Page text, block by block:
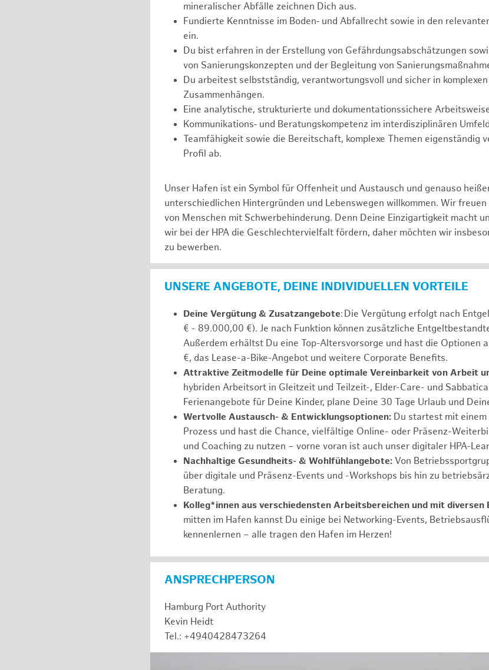
mineralischer Abfälle zeichnen Dich aus.
Fundierte Kenntnisse im Boden‑ und Abfallrecht sowie in den
ein.
Du bist erfahren in der Erstellung von Gefährdungsabschätzungen
von Sanierungskonzepten und der Begleitung von
Du arbeitest selbstständig, verantwortungsvoll und sicher in
Zusammenhängen.
Eine analytische, strukturierte und dokumentationssichere
Kommunikations‑ und Beratungskompetenz im interdisziplinären
Teamfähigkeit sowie die Bereitschaft, komplexe Themen eigenständig
Profil ab.
Unser Hafen ist ein Symbol für Offenheit und Austausch und genauso
unterschiedlichen Hintergründen und Lebenswegen willkommen. Wir
von Menschen mit Schwerbehinderung. Denn Deine Einzigartigkeit macht
wir bei der HPA die Geschlechtervielfalt fördern, daher möchten wir
zu bewerben.
UNSERE ANGEBOTE, DEINE INDIVIDUELLEN VORTEILE
Deine Vergütung & Zusatzangebote: Die Vergütung erfolgt nach
€ - 89.000,00 €). Je nach Funktion können zusätzliche
Außerdem erhältst Du eine Top-Altersvorsorge und hast die Optionen
€, das Lease-a-Bike-Angebot und weitere Corporate Benefits.
Attraktive Zeitmodelle für Deine optimale Vereinbarkeit von Arbeit
hybriden Arbeitsort in Gleitzeit und Teilzeit-, Elder-Care- und
Ferienangebote für Deine Kinder, plane Deine 30 Tage Urlaub und
Wertvolle Austausch- & Entwicklungsoptionen: Du startest mit
Prozess und hast die Chance, vielfältige Online- oder Präsenz-
und Coaching zu nutzen – vorne voran ist auch unser digitaler HPA-
Nachhaltige Gesundheits- & Wohlfühlangebote: Von
über digitale und Präsenz-Events und -Workshops bis hin zu
Beratung.
Kolleg*innen aus verschiedensten Arbeitsbereichen und mit diversen
mitten im Hafen kannst Du einige bei Networking-Events,
kennenlernen – alle tragen den Hafen im Herzen!
ANSPRECHPERSON
Hamburg Port Authority
Kevin Heidt
Tel.: +4940428473264